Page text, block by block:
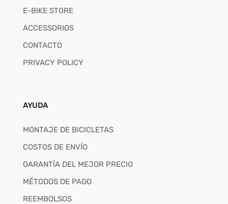
E-BIKE STORE
ACCESSORIOS
CONTACTO
PRIVACY POLICY
AYUDA
MONTAJE DE BICICLETAS
COSTOS DE ENVÍO
GARANTÍA DEL MEJOR PRECIO
MÉTODOS DE PAGO
REEMBOLSOS